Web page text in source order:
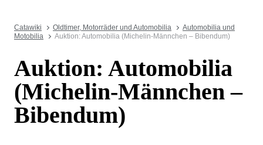
Catawiki Oldtimer, Motorräder und Automobilia
Automobilia und
Motobilia
Auktion: Automobilia (Michelin-Männchen – Bibendum)
Auktion: Automobilia
(Michelin-Männchen –
Bibendum)